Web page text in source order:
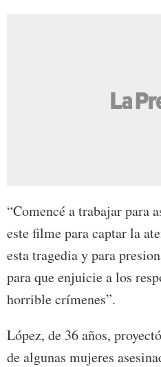
“Comencé a trabajar para
este filme para captar la
esta tragedia y para
para que enjuicie a los
horrible crímenes”.
López, de 36 años,
de algunas mujeres